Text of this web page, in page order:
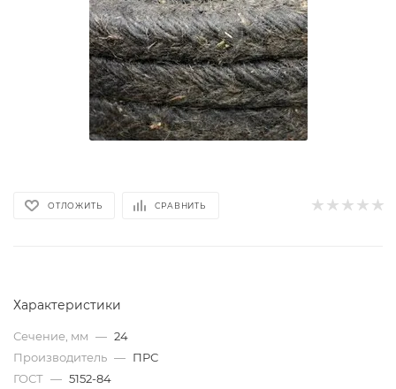
ОТЛОЖИТЬ СРАВНИТЬ
Характеристики
Сечение, мм — 24
Производитель — ПРС
ГОСТ — 5152-84